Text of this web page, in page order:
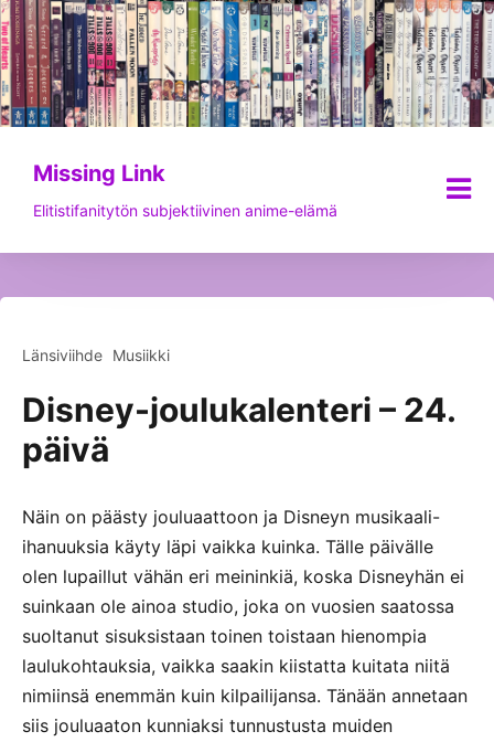
Siirry
sisältöön
Missing Link
Elitistifanitytön subjektiivinen anime-elämä
Länsiviihde Musiikki
Disney-joulukalenteri – 24.
päivä
Näin on päästy jouluaattoon ja Disneyn musikaali-
ihanuuksia käyty läpi vaikka kuinka. Tälle päivälle
olen lupaillut vähän eri meininkiä, koska Disneyhän ei
suinkaan ole ainoa studio, joka on vuosien saatossa
suoltanut sisuksistaan toinen toistaan hienompia
laulukohtauksia, vaikka saakin kiistatta kuitata niitä
nimiinsä enemmän kuin kilpailijansa. Tänään annetaan
siis jouluaaton kunniaksi tunnustusta muiden